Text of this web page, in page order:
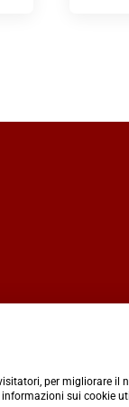
è una
per migliorare il
sui cookie